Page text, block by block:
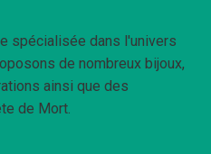
spécialisée dans l'univers
de nombreux bijoux,
ainsi que des
de Mort.